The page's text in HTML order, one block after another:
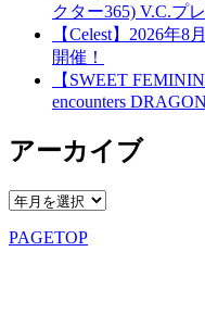
クター365) V.C.プ
【Celest】2026年8
開催！
【SWEET
encounters
アーカイブ
PAGETOP